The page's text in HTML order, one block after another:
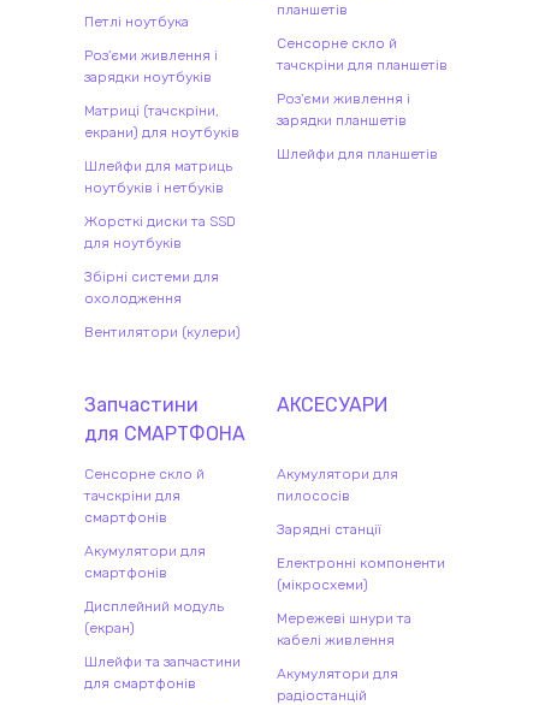
Петлі ноутбука
Роз'єми живлення і
зарядки ноутбуків
Матриці (тачскріни,
екрани) для ноутбуків
Шлейфи для матриць
ноутбуків і нетбуків
Жорсткі диски та SSD
для ноутбуків
Збірні системи для
охолодження
Вентилятори (кулери)
планшетів
Сенсорне скло й
тачскріни для планшетів
Роз'єми живлення і
зарядки планшетів
Шлейфи для планшетів
Запчастини
для СМАРТФОНА
Сенсорне скло й
тачскріни для
смартфонів
Акумулятори для
смартфонів
Дисплейний модуль
(екран)
Шлейфи та запчастини
для смартфонів
АКСЕСУАРИ
Акумулятори для
пилососів
Зарядні станції
Електронні компоненти
(мікросхеми)
Мережеві шнури та
кабелі живлення
Акумулятори для
радіостанцій